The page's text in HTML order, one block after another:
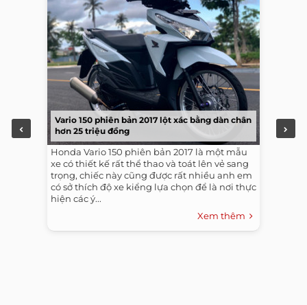
Vario 150 phiên bản 2017 lột xác bằng dàn chân
hơn 25 triệu đồng
Honda Vario 150 phiên bản 2017 là một mẫu
xe có thiết kế rất thể thao và toát lên vẻ sang
trọng, chiếc này cũng được rất nhiều anh em
có sở thích độ xe kiểng lựa chọn để là nơi thực
hiện các ý...
Xem thêm